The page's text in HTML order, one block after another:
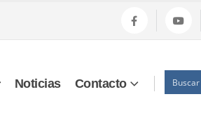
Noticias Contacto